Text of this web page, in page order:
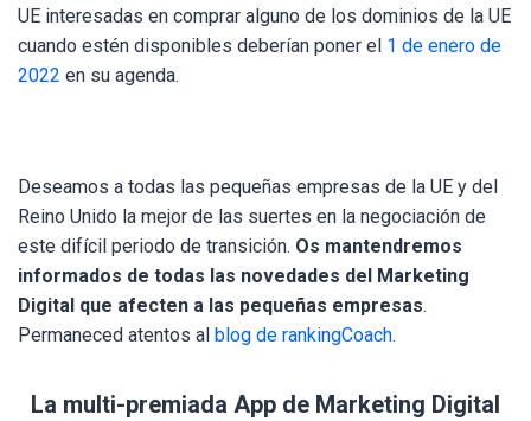
UE interesadas en comprar alguno de los dominios de la UE
cuando estén disponibles deberían poner el 1 de enero de
2022 en su agenda.
Deseamos a todas las pequeñas empresas de la UE y del
Reino Unido la mejor de las suertes en la negociación de
este difícil periodo de transición. Os mantendremos
informados de todas las novedades del Marketing
Digital que afecten a las pequeñas empresas.
Permaneced atentos al blog de rankingCoach.
La multi-premiada App de Marketing Digital